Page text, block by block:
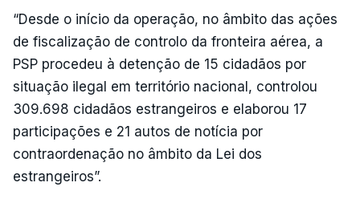
“Desde o início da operação, no âmbito das ações
de fiscalização de controlo da fronteira aérea, a
PSP procedeu à detenção de 15 cidadãos por
situação ilegal em território nacional, controlou
309.698 cidadãos estrangeiros e elaborou 17
participações e 21 autos de notícia por
contraordenação no âmbito da Lei dos
estrangeiros”.